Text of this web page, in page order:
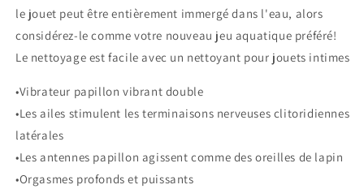
le jouet peut être entièrement immergé dans l'eau, alors
considérez-le comme votre nouveau jeu aquatique préféré!
Le nettoyage est facile avec un nettoyant pour jouets intimes
•Vibrateur papillon vibrant double
•Les ailes stimulent les terminaisons nerveuses clitoridiennes
latérales
•Les antennes papillon agissent comme des oreilles de lapin
•Orgasmes profonds et puissants